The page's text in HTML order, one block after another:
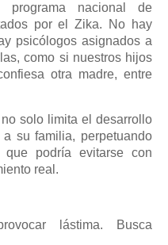
nacional de
por el Zika. No hay
psicólogos asignados a
como si nuestros hijos
otra madre, entre
solo limita el desarrollo
su familia, perpetuando
podría evitarse con
real.
lástima. Busca